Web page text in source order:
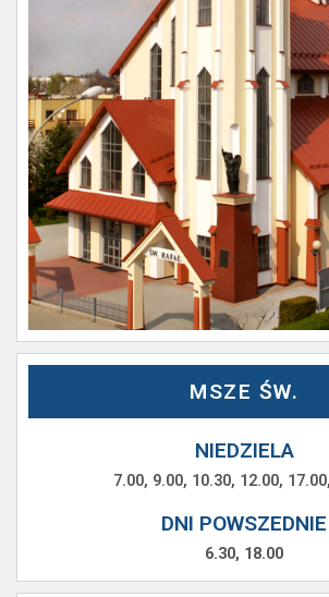
MSZE ŚW.
NIEDZIELA
7.00, 9.00, 10.30, 12.00,
DNI POWSZEDNIE
6.30, 18.00